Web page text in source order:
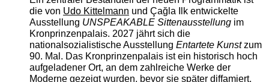
die von Udo Kittelmann und Çağla Ilk entwickelte
Ausstellung UNSPEAKABLE Sittenausstellungim
Kronprinzenpalais. 2027 jährt sich die
nationalsozialistische Ausstellung Entartete Kunstzum
90. Mal. Das Kronprinzenpalais ist ein historisch hoch
aufgeladener Ort, an dem zahlreiche Werke der
Moderne gezeigt wurden, bevor sie später diffamiert,